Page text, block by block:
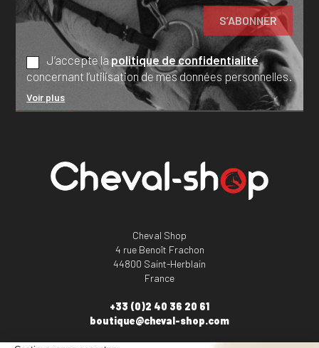
J’accepte lapolitique de confidentialité
concernant l’utilisation de mes données personnelles.
Voir plus
Cheval Shop
4 rue Benoît Frachon
44800 Saint-Herblain
France
+33 (0)2 40 36 20 61
boutique@cheval-shop.com